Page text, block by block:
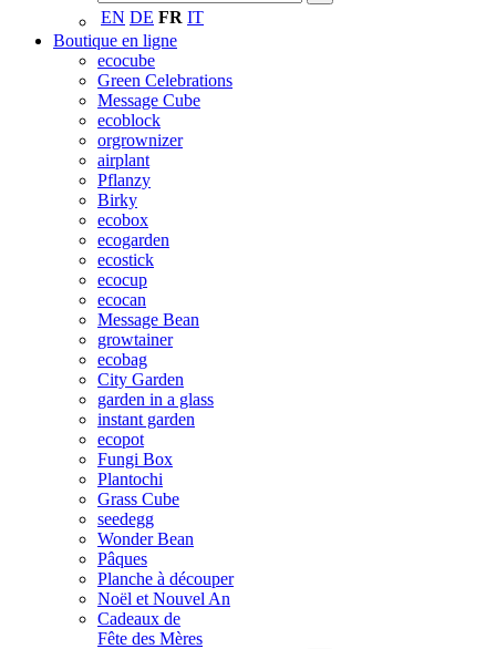
EN DE FR IT
Boutique en ligne
ecocube
Green Celebrations
Message Cube
ecoblock
orgrownizer
airplant
Pflanzy
Birky
ecobox
ecogarden
ecostick
ecocup
ecocan
Message Bean
growtainer
ecobag
City Garden
garden in a glass
instant garden
ecopot
Fungi Box
Plantochi
Grass Cube
seedegg
Wonder Bean
Pâques
Planche à découper
Noël et Nouvel An
Cadeaux de
Fête des Mères